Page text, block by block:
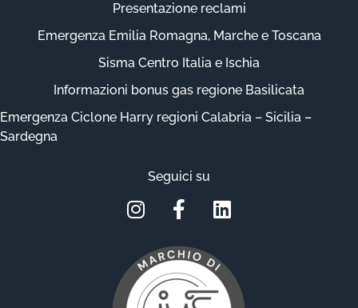
Presentazione reclami
Emergenza Emilia Romagna, Marche e Toscana
Sisma Centro Italia e Ischia
Informazioni bonus gas regione Basilicata
Emergenza Ciclone Harry regioni Calabria – Sicilia –
Sardegna
Seguici su